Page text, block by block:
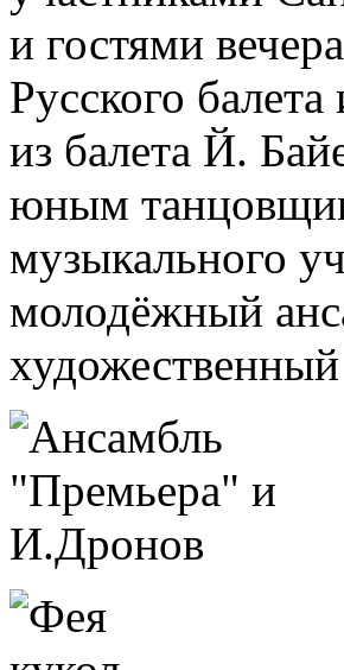
и гостями
Русского
из балета Й.
юным
музыкального
молодёжный